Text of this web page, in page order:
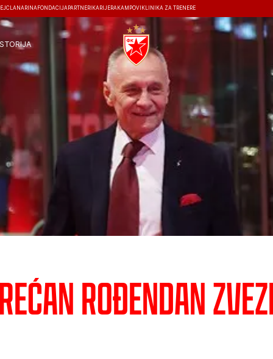
ČLANARINA FONDACIJA PARTNERI KARIJERA KAMPOVI KLINIKA ZA TRENERE
rođendan